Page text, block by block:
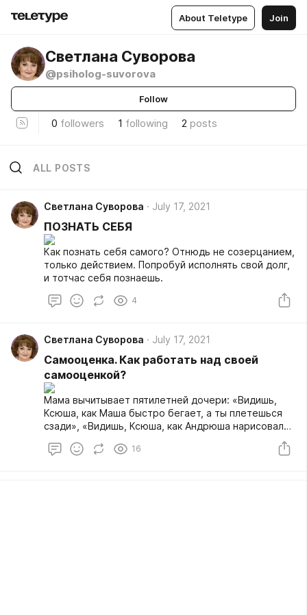
About Teletype Join
Светлана Суворова
@psiholog-suvorova
Follow
0 followers 1 following 2 posts
ALL POSTS
Светлана Суворова July 17, 2021
ПОЗНАТЬ СЕБЯ
Как познать себя самого? Отнюдь не созерцанием,
только действием. Попробуй исполнять свой долг,
и тотчас себя познаешь.
4
Светлана Суворова July 17, 2021
Самооценка. Как работать над своей
самооценкой?
Мама вычитывает пятилетней дочери: «Видишь,
Ксюша, как Маша быстро бегает, а ты плетешься
сзади», «Видишь, Ксюша, как Андрюша нарисовал
«Посмотри, Ксюша, Людочка съела весь супчик, а
16